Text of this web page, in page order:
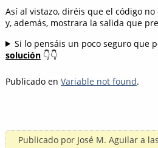
Así al vistazo, diréis que el código
y, además, mostrara la salida que
Si lo pensáis un poco seguro que
solución 👇👇
Publicado en Variable not found.
Publicado por José M. Aguilar a